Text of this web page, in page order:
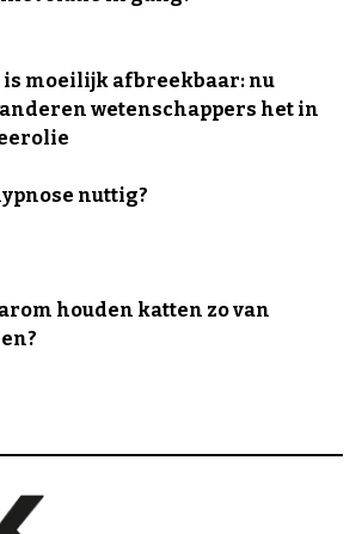
is moeilijk afbreekbaar: nu
wetenschappers het in
nuttig?
houden katten zo van